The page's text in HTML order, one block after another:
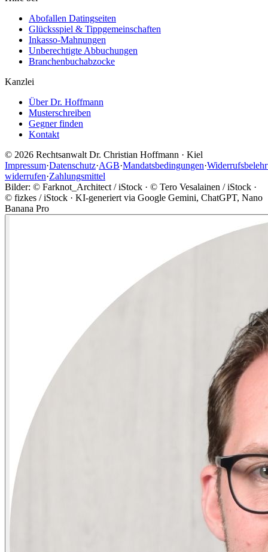
Abofallen Datingseiten
Glücksspiel & Tippgemeinschaften
Inkasso-Mahnungen
Unberechtigte Abbuchungen
Branchenbuchabzocke
Kanzlei
Über Dr. Hoffmann
Musterschreiben
Gegner finden
Kontakt
© 2026 Rechtsanwalt Dr. Christian Hoffmann · Kiel
Impressum·Datenschutz·AGB·Mandatsbedingungen·
widerrufen·Zahlungsmittel
Bilder: © Farknot_Architect / iStock · © Tero Vesalainen / iStock ·
© fizkes / iStock · KI-generiert via Google Gemini, ChatGPT, Nano
Banana Pro